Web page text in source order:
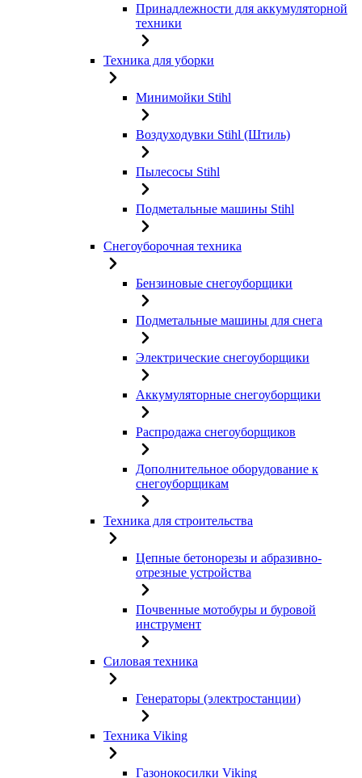
Принадлежности для аккумуляторной
техники
Техника для уборки
Минимойки Stihl
Воздуходувки Stihl (Штиль)
Пылесосы Stihl
Подметальные машины Stihl
Снегоуборочная техника
Бензиновые снегоуборщики
Подметальные машины для снега
Электрические снегоуборщики
Аккумуляторные снегоуборщики
Распродажа снегоуборщиков
Дополнительное оборудование к
снегоуборщикам
Техника для строительства
Цепные бетонорезы и абразивно-
отрезные устройства
Почвенные мотобуры и буровой
инструмент
Силовая техника
Генераторы (электростанции)
Техника Viking
Газонокосилки Viking